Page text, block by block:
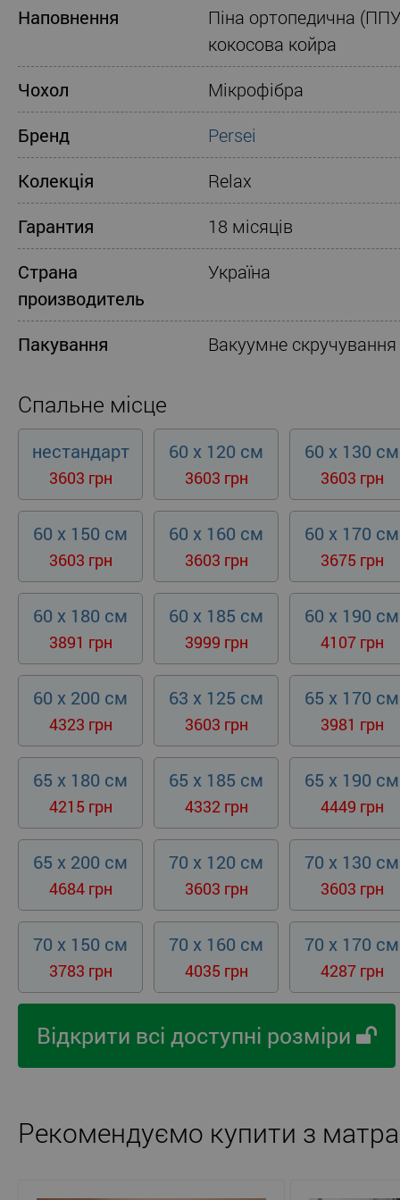
Наповнення
Піна ортопедична
кокосова койра
Чохол
Мікрофібра
Бренд
Persei
Колекція
Relax
Гарантия
18 місяців
Страна
производитель
Україна
Пакування Вакуумне скручування
Спальне місце
нестандарт
3603 грн
60 x 120 см
3603 грн
60 x 130 см
3603 грн
60 x 150 см
3603 грн
60 x 160 см
3603 грн
60 x 170 см
3675 грн
60 x 180 см
3891 грн
60 x 185 см
3999 грн
60 x 190 см
4107 грн
60 x 200 см
4323 грн
63 x 125 см
3603 грн
65 x 170 см
3981 грн
65 x 180 см
4215 грн
65 x 185 см
4332 грн
65 x 190 см
4449 грн
65 x 200 см
4684 грн
70 x 120 см
3603 грн
70 x 130 см
3603 грн
70 x 150 см
3783 грн
70 x 160 см
4035 грн
70 x 170 см
4287 грн
Відкрити всі доступні розміри
Рекомендуємо купити з